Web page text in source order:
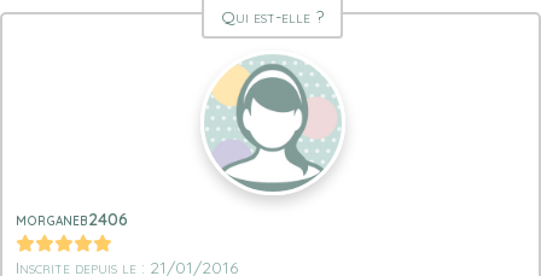
Qui est-elle ?
morganeb2406
Inscrite depuis le : 21/01/2016